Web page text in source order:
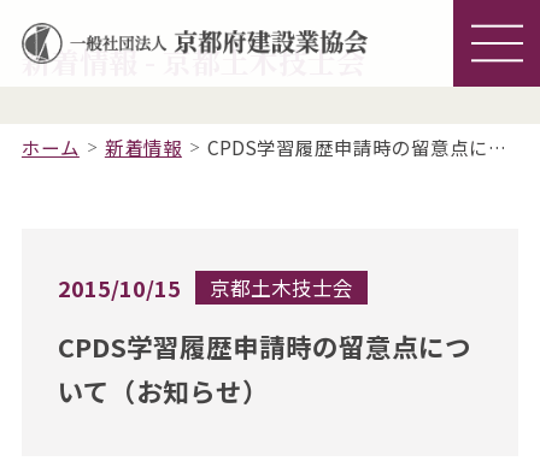
新着情報 - 京都土木技士会
ホーム 新着情報 CPDS学習履歴申請時の留意点について（お知らせ）
2015/10/15 京都土木技士会
CPDS学習履歴申請時の留意点につ
いて（お知らせ）